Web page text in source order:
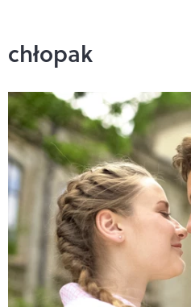
chłopak